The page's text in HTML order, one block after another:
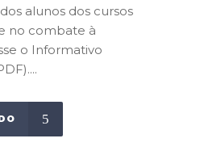
alunos dos cursos
no combate à
o Informativo